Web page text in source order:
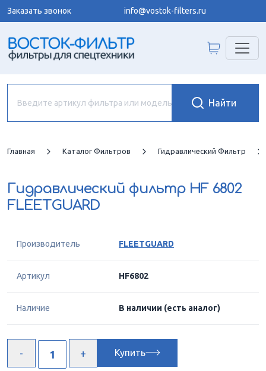
Заказать звонок info@vostok-filters.ru
Главная Каталог Фильтров Гидравлический Фильтр
Гидравлический фильтр HF 6802
FLEETGUARD
Производитель FLEETGUARD
Артикул HF6802
Наличие В наличии (есть аналог)
Купить